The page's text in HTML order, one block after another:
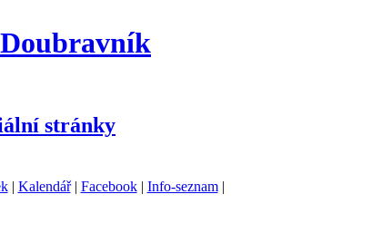
Doubravník
stránky
| Kalendář| Facebook| Info-seznam|